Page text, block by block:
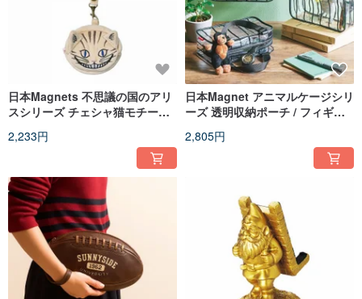
日本Magnets 不思議の国のアリ
スシリーズ チェシャ猫モチーフ
2,233円
日本Magnet アニマルケージシリ
ーズ 透明収納ポーチ / フィギュ
ンドバッグ
2,805円